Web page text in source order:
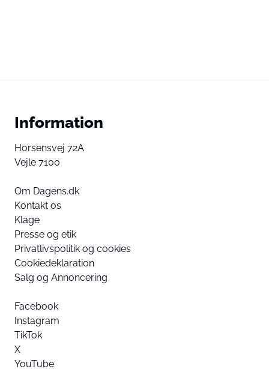
Information
Horsensvej 72A
Vejle 7100
Om Dagens.dk
Kontakt os
Klage
Presse og etik
Privatlivspolitik og cookies
Cookiedeklaration
Salg og Annoncering
Facebook
Instagram
TikTok
X
YouTube